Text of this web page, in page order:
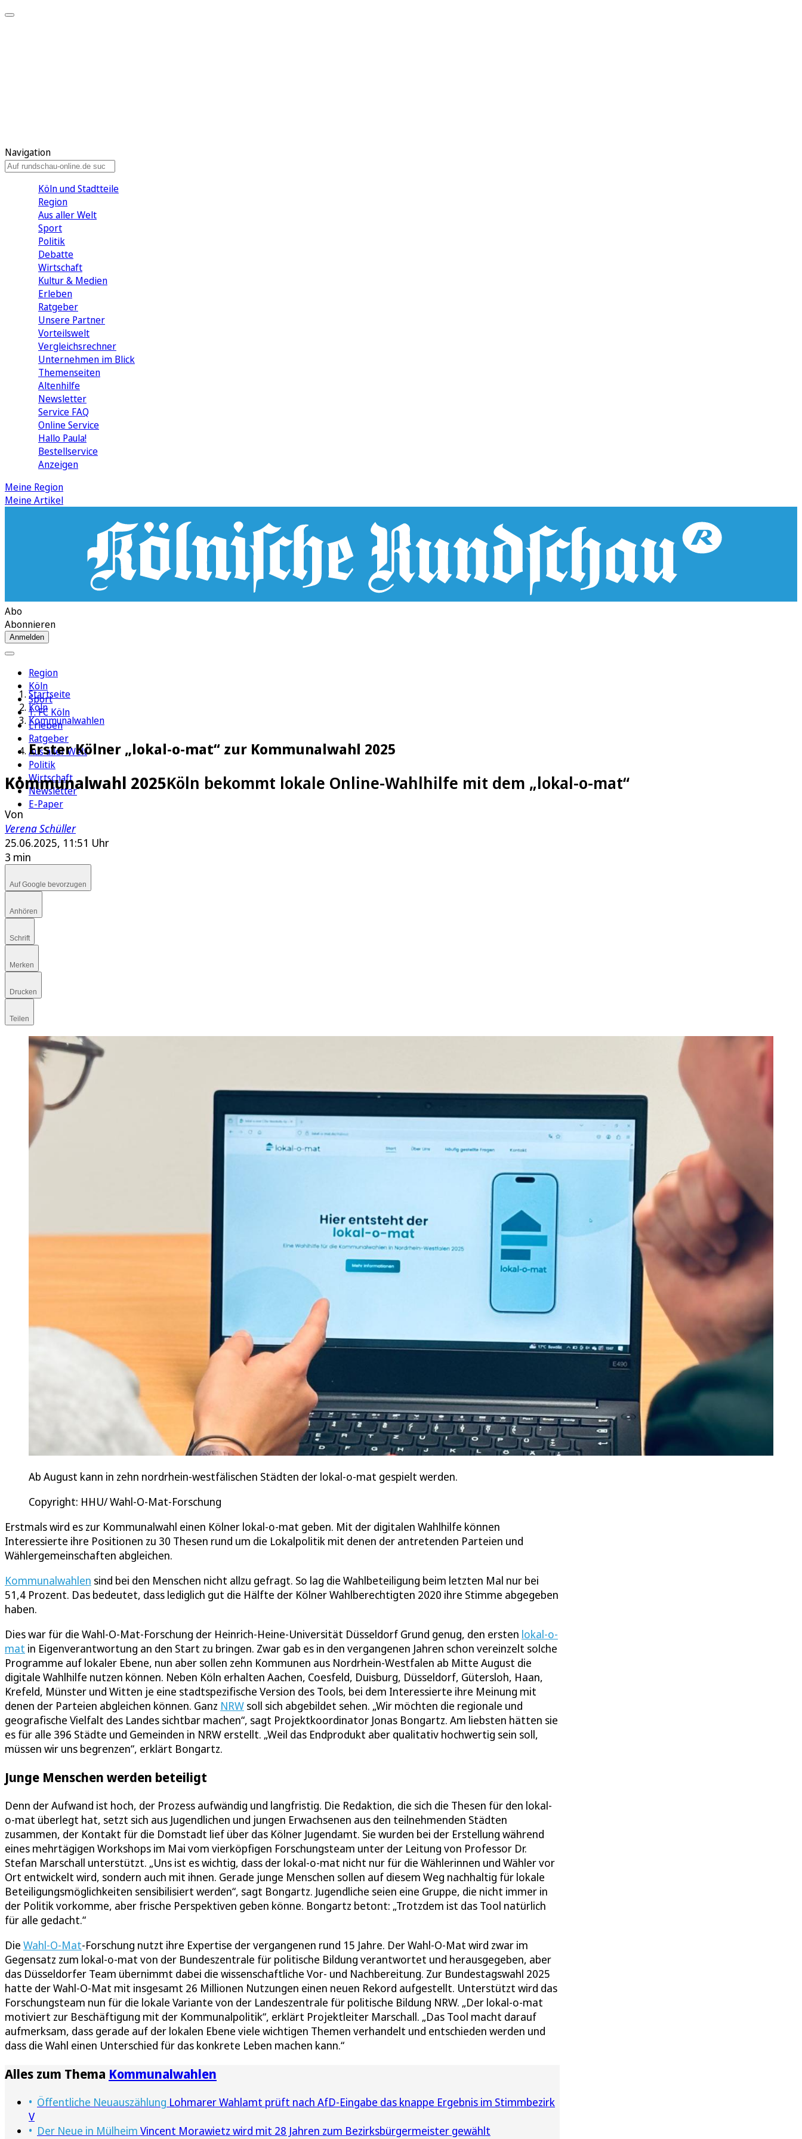
Navigation
Köln und Stadtteile
Region
Aus aller Welt
Sport
Politik
Debatte
Wirtschaft
Kultur & Medien
Erleben
Ratgeber
Unsere Partner
Vorteilswelt
Vergleichsrechner
Unternehmen im Blick
Themenseiten
Altenhilfe
Newsletter
Service FAQ
Online Service
Hallo Paula!
Bestellservice
Anzeigen
Meine Region
Meine Artikel
Abo
Abonnieren
Anmelden
Region
Köln
Sport
1. FC Köln
Erleben
Ratgeber
Aus aller Welt
Politik
Wirtschaft
Newsletter
E-Paper
Startseite
Köln
Kommunalwahlen
Erster Kölner „lokal-o-mat“ zur Kommunalwahl 2025
Kommunalwahl 2025Köln bekommt lokale Online-Wahlhilfe mit dem „lokal-o-mat“
Von
Verena Schüller
25.06.2025, 11:51 Uhr
3 min
Auf Google bevorzugen
Anhören
Schrift
Merken
Drucken
Teilen
Ab August kann in zehn nordrhein-westfälischen Städten der lokal-o-mat gespielt werden.
Copyright: HHU/ Wahl-O-Mat-Forschung
Erstmals wird es zur Kommunalwahl einen Kölner lokal-o-mat geben. Mit der digitalen Wahlhilfe können
Interessierte ihre Positionen zu 30 Thesen rund um die Lokalpolitik mit denen der antretenden Parteien und
Wählergemeinschaften abgleichen.
Kommunalwahlen sind bei den Menschen nicht allzu gefragt. So lag die Wahlbeteiligung beim letzten Mal nur bei
51,4 Prozent. Das bedeutet, dass lediglich gut die Hälfte der Kölner Wahlberechtigten 2020 ihre Stimme abgegeben
haben.
Dies war für die Wahl-O-Mat-Forschung der Heinrich-Heine-Universität Düsseldorf Grund genug, den ersten lokal-o-
mat in Eigenverantwortung an den Start zu bringen. Zwar gab es in den vergangenen Jahren schon vereinzelt solche
Programme auf lokaler Ebene, nun aber sollen zehn Kommunen aus Nordrhein-Westfalen ab Mitte August die
digitale Wahlhilfe nutzen können. Neben Köln erhalten Aachen, Coesfeld, Duisburg, Düsseldorf, Gütersloh, Haan,
Krefeld, Münster und Witten je eine stadtspezifische Version des Tools, bei dem Interessierte ihre Meinung mit
denen der Parteien abgleichen können. Ganz NRW soll sich abgebildet sehen. „Wir möchten die regionale und
geografische Vielfalt des Landes sichtbar machen“, sagt Projektkoordinator Jonas Bongartz. Am liebsten hätten sie
es für alle 396 Städte und Gemeinden in NRW erstellt. „Weil das Endprodukt aber qualitativ hochwertig sein soll,
müssen wir uns begrenzen“, erklärt Bongartz.
Junge Menschen werden beteiligt
Denn der Aufwand ist hoch, der Prozess aufwändig und langfristig. Die Redaktion, die sich die Thesen für den lokal-
o-mat überlegt hat, setzt sich aus Jugendlichen und jungen Erwachsenen aus den teilnehmenden Städten
zusammen, der Kontakt für die Domstadt lief über das Kölner Jugendamt. Sie wurden bei der Erstellung während
eines mehrtägigen Workshops im Mai vom vierköpfigen Forschungsteam unter der Leitung von Professor Dr.
Stefan Marschall unterstützt. „Uns ist es wichtig, dass der lokal-o-mat nicht nur für die Wählerinnen und Wähler vor
Ort entwickelt wird, sondern auch mit ihnen. Gerade junge Menschen sollen auf diesem Weg nachhaltig für lokale
Beteiligungsmöglichkeiten sensibilisiert werden“, sagt Bongartz. Jugendliche seien eine Gruppe, die nicht immer in
der Politik vorkomme, aber frische Perspektiven geben könne. Bongartz betont: „Trotzdem ist das Tool natürlich
für alle gedacht.“
Die Wahl-O-Mat-Forschung nutzt ihre Expertise der vergangenen rund 15 Jahre. Der Wahl-O-Mat wird zwar im
Gegensatz zum lokal-o-mat von der Bundeszentrale für politische Bildung verantwortet und herausgegeben, aber
das Düsseldorfer Team übernimmt dabei die wissenschaftliche Vor- und Nachbereitung. Zur Bundestagswahl 2025
hatte der Wahl-O-Mat mit insgesamt 26 Millionen Nutzungen einen neuen Rekord aufgestellt. Unterstützt wird das
Forschungsteam nun für die lokale Variante von der Landeszentrale für politische Bildung NRW. „Der lokal-o-mat
motiviert zur Beschäftigung mit der Kommunalpolitik“, erklärt Projektleiter Marschall. „Das Tool macht darauf
aufmerksam, dass gerade auf der lokalen Ebene viele wichtigen Themen verhandelt und entschieden werden und
dass die Wahl einen Unterschied für das konkrete Leben machen kann.“
Alles zum Thema Kommunalwahlen
Öffentliche Neuauszählung Lohmarer Wahlamt prüft nach AfD-Eingabe das knappe Ergebnis im Stimmbezirk
V
Der Neue in Mülheim Vincent Morawietz wird mit 28 Jahren zum Bezirksbürgermeister gewählt